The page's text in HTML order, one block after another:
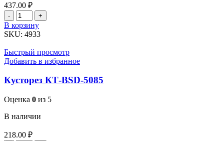
437.00 ₽
Количество
товара
Кусторез
BSD-
5142.Длина
В корзину
SKU: 4933
Быстрый просмотр
Добавить в избранное
Кусторез КТ-ВSD-5085
Оценка 0 из 5
В наличии
218.00 ₽